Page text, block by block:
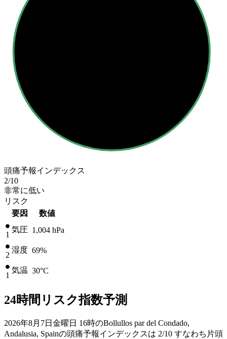
頭痛予報インデックス
2/10
非常に低い
リスク
要因
数値
1
気圧 1,004 hPa
2
湿度 69%
1
気温 30°C
24時間リスク指数予測
2026年8月7日金曜日 16時のBollullos par del Condado,
Andalusia, Spainの頭痛予報インデックスは 2/10 すなわち片頭